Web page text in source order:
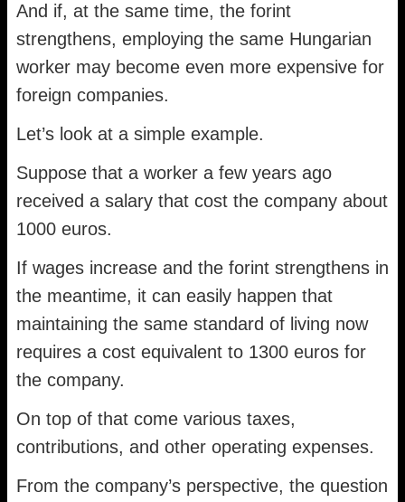
And if, at the same time, the forint
strengthens, employing the same Hungarian
worker may become even more expensive for
foreign companies.
Let’s look at a simple example.
Suppose that a worker a few years ago
received a salary that cost the company about
1000 euros.
If wages increase and the forint strengthens in
the meantime, it can easily happen that
maintaining the same standard of living now
requires a cost equivalent to 1300 euros for
the company.
On top of that come various taxes,
contributions, and other operating expenses.
From the company’s perspective, the question